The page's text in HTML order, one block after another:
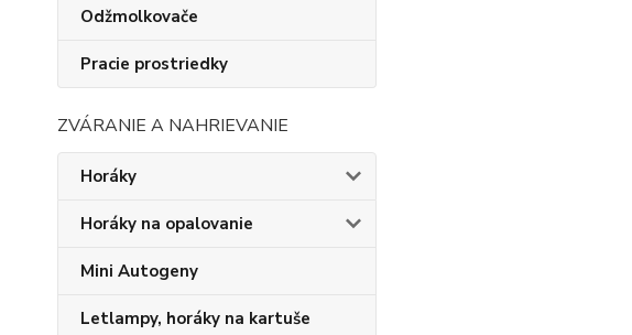
Odžmolkovače
Pracie prostriedky
ZVÁRANIE A NAHRIEVANIE
Horáky
Horáky na opalovanie
Mini Autogeny
Letlampy, horáky na kartuše